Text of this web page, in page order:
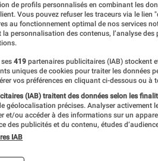
de profils personnalisés en combinant les
Vous pouvez refuser les traceurs via le lien
au fonctionnement optimal de nos services
personnalisation des contenus, l’analyse des
419 partenaires publicitaires (IAB) stockent
uniques de cookies pour traiter les données
vos préférences en cliquant ci-dessous ou à
(IAB) traitent des données selon les
géolocalisation précises. Analyser activement
et/ou accéder à des informations sur un
des publicités et du contenu, études
IAB